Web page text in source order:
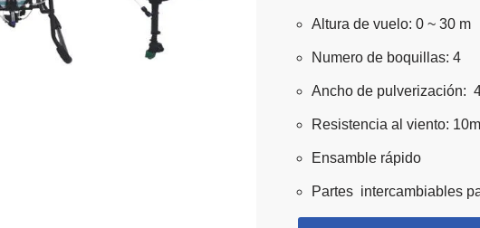
Altura de vuelo: 0 ~ 30 m
Numero de boquillas: 4
Ancho de pulverización:
Resistencia al viento:
Ensamble rápido
Partes intercambiables